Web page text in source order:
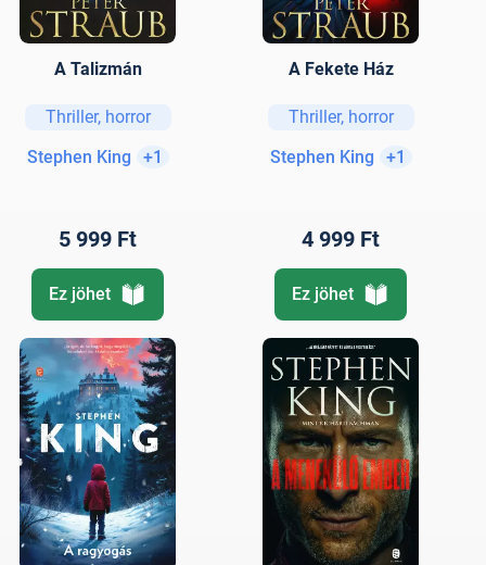
A Talizmán
Thriller, horror
Stephen King
+1
5 999 Ft
Ez jöhet
A Fekete Ház
Thriller, horror
Stephen King
+1
4 999 Ft
Ez jöhet